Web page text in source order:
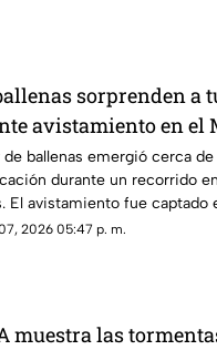
sorprenden a
avistamiento en el
de ballenas emergió cerca de
durante un recorrido
El avistamiento fue captado
a los visitantes.
2026 05:47 p. m.
muestra las